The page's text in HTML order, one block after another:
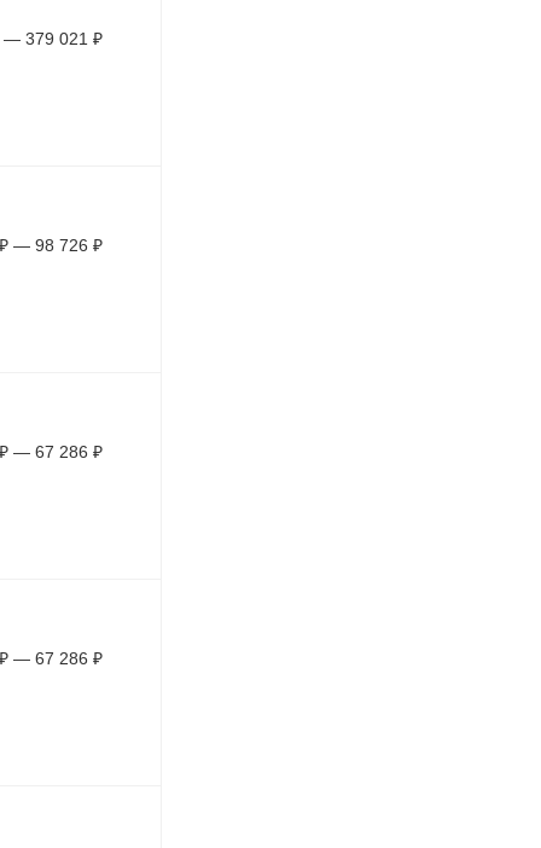
— 379 021 ₽
₽ — 98 726 ₽
₽ — 67 286 ₽
₽ — 67 286 ₽